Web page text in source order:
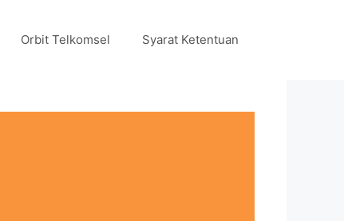
Orbit Telkomsel Syarat Ketentuan